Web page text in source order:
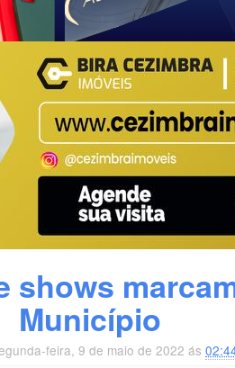
shows
Município
feira, 9 de maio de 2022 ás